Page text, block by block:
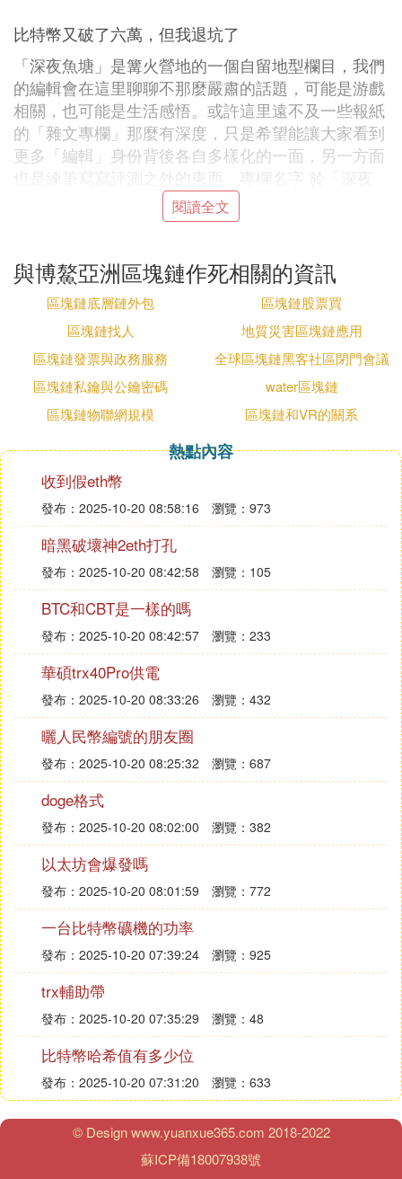
比特幣又破了六萬，但我退坑了
「深夜魚塘」是篝火營地的一個自留地型欄目，我們
的編輯會在這里聊聊不那麼嚴肅的話題，可能是游戲
相關，也可能是生活感悟。或許這里遠不及一些報紙
的「雜文專欄」那麼有深度，只是希望能讓大家看到
更多「編輯」身份背後各自多樣化的一面，另一方面
也是練筆寫寫評測之外的東西。專欄名字 於「深夜
食堂」—— 每個人都有自己的故事，那就在這里講
出來吧。而「魚塘」是希望不要給大家帶來過多任務
我挖過幾年礦。數字貨幣那個礦，不是礦場老闆兒子
的那個礦。
上周比特幣價格又破了 6 萬美元，可惜我自己手裡的
數字貨幣大部分都已經出了。我就註定沒有發橫財的
曾經有過兩台以太幣
。說曾經是因為，去年年底
和今年年初我把設備都拆賣了，深圳電價太貴，很久
沒開機了。自己只留了一塊戰損型 RX570 礦卡給家
裡的台式打用，我對電腦沒什麼需求，能打能幹活就
夠了。之一台賣的早，稍微有點虧；第二台就是前幾
天賣的，得益於各種數字貨幣的暴漲，2500 買的顯
卡時隔三年還能 2100 賣了，奇跡。
當時想到裝礦機，是因為碰巧用迅雷的一個設備稍微
賺了點錢。那東西叫什麼我都忘了，反正是共享家裡
閑時帶寬，然後迅雷給對應的代幣。得益於
火熱，這個代幣當時還挺值錢。但再怎麼說迅雷的代
幣，肯定不會像比特幣那麼通用且保值，總覺得隨時
可能崩，我就都變現了。還是落袋為安吧。
考慮到是意外來財，就補充了點自己的積蓄，陸續裝
了兩台以太幣礦機，然後託管在了一個三線城市的朋
友家，每個月給打過去五百塊電費 —— 那邊電價便
宜。
比特幣今日行情
#比特幣[超話]##數字貨幣##歐易OKEx#
以上就是與2022年發橫財的生肖相關內容，是關於數
字貨幣的分享。看完晚年必暴富的4大生肖後，希望
這對大家有所幫助！
❷ 區塊鏈到底是啥
4月8日，中國人民大學副校長、金融研究所所長吳曉
求在博鰲亞洲論壇2018年年會媒體見面會上表示，科
技在以前所未有的速度對金融進行滲透，中國金融業
態呈現多樣化，科技金融這種新業態正在快速發展。
吳曉求指出，在中國金融變革推進的同時，這也為金
融監管帶來一些困惑，需要進行深度思考。首先是要
閱讀全文
與博鰲亞洲區塊鏈作死相關的資訊
區塊鏈底層鏈外包
區塊鏈股票買
區塊鏈找人
地質災害區塊鏈應用
區塊鏈發票與政務服務
全球區塊鏈黑客社區閉門會議
區塊鏈私鑰與公鑰密碼
water區塊鏈
區塊鏈物聯網規模
區塊鏈和VR的關系
熱點內容
收到假eth幣
發布：2025-10-20 08:58:16 瀏覽：973
暗黑破壞神2eth打孔
發布：2025-10-20 08:42:58 瀏覽：105
BTC和CBT是一樣的嗎
發布：2025-10-20 08:42:57 瀏覽：233
華碩trx40Pro供電
發布：2025-10-20 08:33:26 瀏覽：432
曬人民幣編號的朋友圈
發布：2025-10-20 08:25:32 瀏覽：687
doge格式
發布：2025-10-20 08:02:00 瀏覽：382
以太坊會爆發嗎
發布：2025-10-20 08:01:59 瀏覽：772
一台比特幣礦機的功率
發布：2025-10-20 07:39:24 瀏覽：925
trx輔助帶
發布：2025-10-20 07:35:29 瀏覽：48
比特幣哈希值有多少位
發布：2025-10-20 07:31:20 瀏覽：633
© Design www.yuanxue365.com 2018-2022
蘇ICP備18007938號